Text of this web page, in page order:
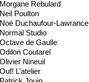
Morgane Rébulard
Neil Poulton
Noé Duchaufour-Lawrance
Normal Studio
Octave de Gaulle
Odilon Coutarel
Olivier Nineuil
Ouf! L’atelier